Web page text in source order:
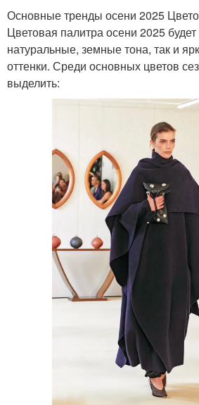
Основные тренды осени 2025
Цветовая палитра осени 2025 будет
натуральные, земные тона, так и
оттенки. Среди основных цветов
выделить: